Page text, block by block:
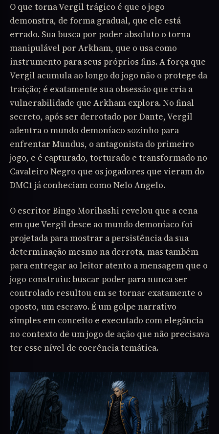
O que torna Vergil trágico é que o jogo
demonstra, de forma gradual, que ele está
errado. Sua busca por poder absoluto o torna
manipulável por Arkham, que o usa como
instrumento para seus próprios fins. A força que
Vergil acumula ao longo do jogo não o protege da
traição; é exatamente sua obsessão que cria a
vulnerabilidade que Arkham explora. No final
secreto, após ser derrotado por Dante, Vergil
adentra o mundo demoníaco sozinho para
enfrentar Mundus, o antagonista do primeiro
jogo, e é capturado, torturado e transformado no
Cavaleiro Negro que os jogadores que vieram do
DMC1 já conheciam como Nelo Angelo.
O escritor Bingo Morihashi revelou que a cena
em que Vergil desce ao mundo demoníaco foi
projetada para mostrar a persistência da sua
determinação mesmo na derrota, mas também
para entregar ao leitor atento a mensagem que o
jogo construiu: buscar poder para nunca ser
controlado resultou em se tornar exatamente o
oposto, um escravo. É um golpe narrativo
simples em conceito e executado com elegância
no contexto de um jogo de ação que não precisava
ter esse nível de coerência temática.